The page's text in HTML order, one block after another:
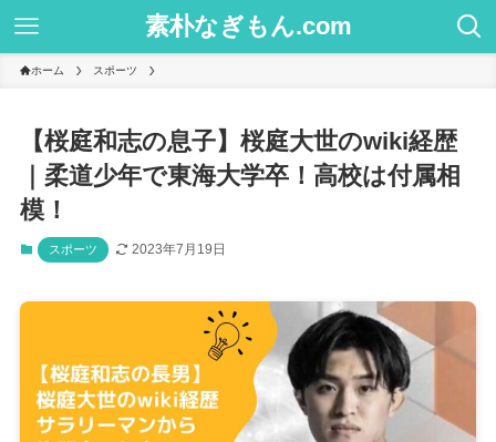
素朴なぎもん.com
ホーム スポーツ
【桜庭和志の息子】桜庭大世のwiki経歴
｜柔道少年で東海大学卒！高校は付属相
模！
スポーツ 2023年7月19日